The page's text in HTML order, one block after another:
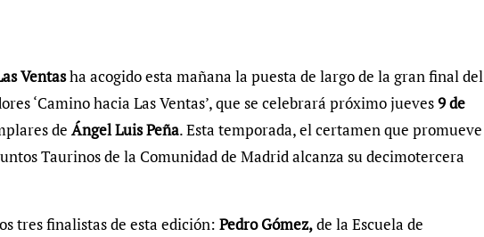
Ventasha acogido esta mañana la puesta de largo de la gran final del
‘Camino hacia Las Ventas’, que se celebrará próximo jueves9 de
de Ángel Luis Peña. Esta temporada, el certamen que promueve
Taurinos de la Comunidad de Madrid alcanza su decimotercera
tres finalistas de esta edición: Pedro Gómez,de la Escuela de